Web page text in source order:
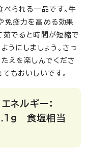
られる一品です。牛
免疫力を高める効果
茹でると時間が短縮で
うにしましょう。さっ
えを楽しんでくださ
もおいしいです。
ルギー：
食塩相当